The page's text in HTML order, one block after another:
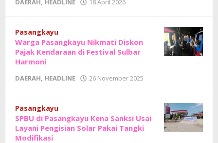
DAERAH, HEADLINE 18 April 2026
Junaedi
Pasangkayu
Warga Pasangkayu Nikmati Diskon
Pajak Kendaraan di Festival Sulbar
Harmoni
DAERAH, HEADLINE 26 November 2025
Junaedi
Sholat
Pasangkayu
SPBU di Pasangkayu Kena Sanksi Usai
Layani Pengisian Solar Pakai Tangki
Modifikasi